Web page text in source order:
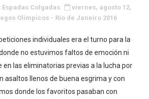
de remo 2026 (Varese, Italia)
femenino 2026 (Tokio, Japón) -
en el último Impact! con Jason
2026 (Hong Kong) - La
Espadas Colgadas
viernes, agosto 12,
Olímpicos - Río de Janeiro 2016
individuales era el turno para la
no estuvimos faltos de emoción ni
en las eliminatorias previas a la lucha por
asaltos llenos de buena esgrima y con
donde los favoritos pasaban con